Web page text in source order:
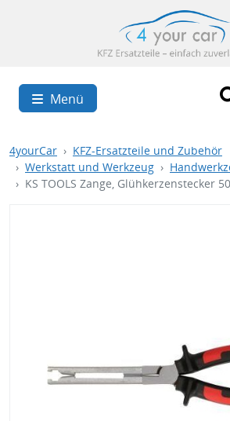
Menü
4yourCar
KFZ-Ersatzteile und Zubehör
Werkstatt und Werkzeug
KS TOOLS Zange, Glühkerzenstecker